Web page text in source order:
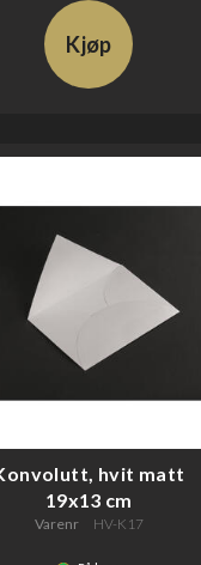
Kjøp
hvit matt
19x13 cm
Varenr HV-K17